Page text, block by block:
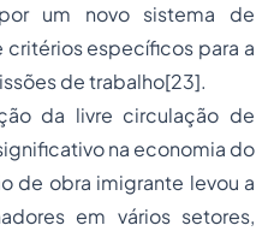
um novo sistema de
específicos para a
de trabalho[23].
da livre circulação de
na economia do
de obra imigrante levou a
em vários setores,